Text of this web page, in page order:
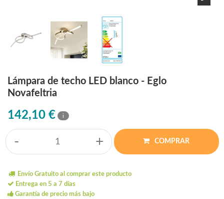
Lámpara de techo LED blanco - Eglo
Novafeltria
142,10 € i
- + COMPRAR
Envío Gratuito al comprar este producto
Entrega en 5 a 7 días
Garantía de precio más bajo